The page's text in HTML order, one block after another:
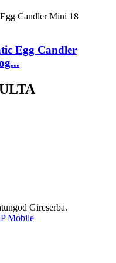
Egg Candler
Gireserba.
Mobile